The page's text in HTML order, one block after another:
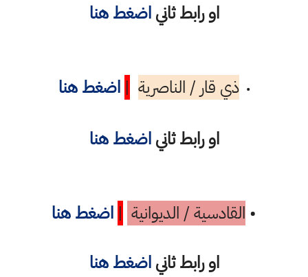
او رابط ثانياضغط هنا
• ذي قار / الناصرية | اضغط هنا
او رابط ثانياضغط هنا
• القادسية / الديوانية | اضغط هنا
او رابط ثانياضغط هنا